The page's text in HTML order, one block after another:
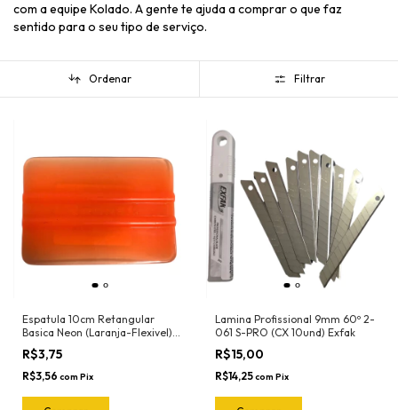
com a equipe Kolado. A gente te ajuda a comprar o que faz
sentido para o seu tipo de serviço.
Ordenar Filtrar
Espatula 10cm Retangular
Basica Neon (Laranja-Flexivel)
3030LN Ronek
R$3,75
R$3,56 com Pix
Lamina Profissional 9mm 60º 2-
061 S-PRO (CX 10und) Exfak
R$15,00
R$14,25com Pix